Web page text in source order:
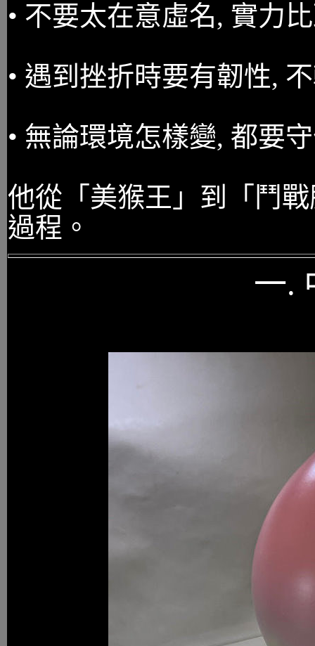
• 不要太在意虛名, 實力
• 遇到挫折時要有韌性,
• 無論環境怎樣變, 都要
他從「美猴王」到「鬥
過程。
一.